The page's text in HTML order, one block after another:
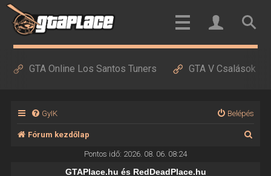
GTA Online Los Santos Tuners GTA V Csalások
GyIK Belépés
Fórum kezdőlap
Pontos idő: 2026. 08. 06. 08:24
GTAPlace.hu és RedDeadPlace.hu